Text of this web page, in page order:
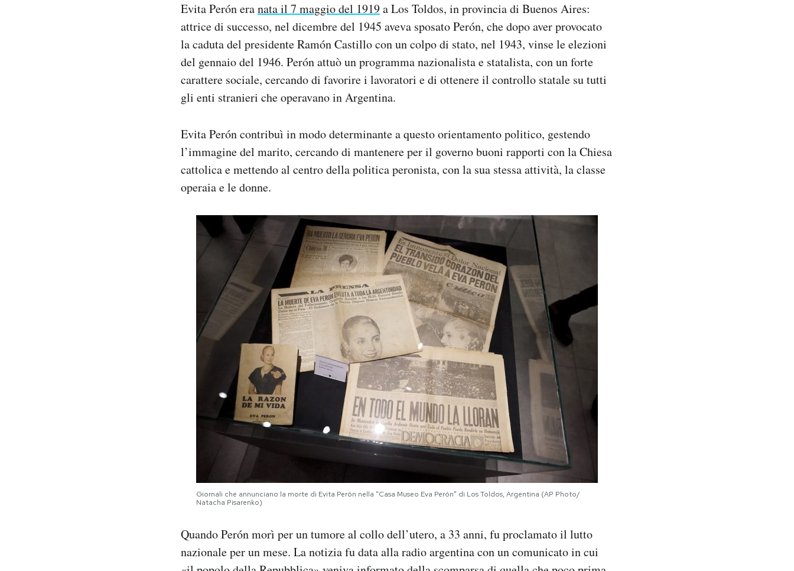
Evita Perón eranata il 7 maggio del 1919a Los Toldos, in provincia di Buenos Aires:
attrice di successo, nel dicembre del 1945 aveva sposato Perón, che dopo aver provocato
la caduta del presidente Ramón Castillo con un colpo di stato, nel 1943, vinse le elezioni
del gennaio del 1946. Perón attuò un programma nazionalista e statalista, con un forte
carattere sociale, cercando di favorire i lavoratori e di ottenere il controllo statale su tutti
gli enti stranieri che operavano in Argentina.
Evita Perón contribuì in modo determinante a questo orientamento politico, gestendo
l’immagine del marito, cercando di mantenere per il governo buoni rapporti con la Chiesa
cattolica e mettendo al centro della politica peronista, con la sua stessa attività, la classe
operaia e le donne.
Giornali che annunciano la morte di Evita Perón nella “Casa Museo Eva Perón” di Los Toldos, Argentina (AP Photo/
Natacha Pisarenko)
Quando Perón morì per un tumore al collo dell’utero, a 33 anni, fu proclamato il lutto
nazionale per un mese. La notizia fu data alla radio argentina con un comunicato in cui